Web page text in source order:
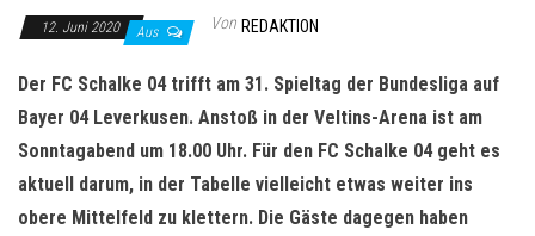
12. Juni 2020 Aus Von REDAKTION
Der FC Schalke 04 trifft am 31. Spieltag der Bundesliga auf
Bayer 04 Leverkusen. Anstoß in der Veltins-Arena ist am
Sonntagabend um 18.00 Uhr. Für den FC Schalke 04 geht es
aktuell darum, in der Tabelle vielleicht etwas weiter ins
obere Mittelfeld zu klettern. Die Gäste dagegen haben